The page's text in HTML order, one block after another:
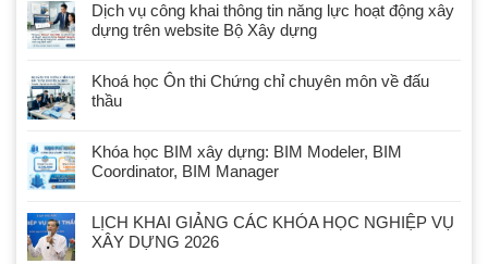
Dịch vụ công khai thông tin năng lực hoạt động xây
dựng trên website Bộ Xây dựng
Khoá học Ôn thi Chứng chỉ chuyên môn về đấu
thầu
Khóa học BIM xây dựng: BIM Modeler, BIM
Coordinator, BIM Manager
LỊCH KHAI GIẢNG CÁC KHÓA HỌC NGHIỆP VỤ
XÂY DỰNG 2026